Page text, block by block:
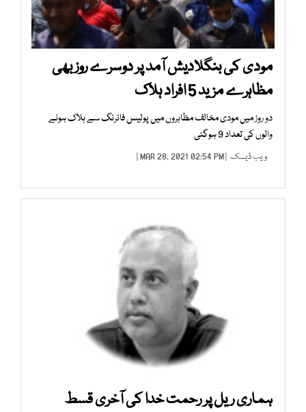
مودی کی بنگلادیش آمد پر دوسرے روز بھی
مظاہرے مزید 5 افراد ہلاک
دو روز میں مودی مخالف مظاہروں میں پولیس فائرنگ سے ہلاک ہونے
والوں کی تعداد 9 ہوگئی
ویب ڈیسک | MAR 28, 2021 02:54 PM |
ہماری ریل پر رحمت خدا کی آخری قسط